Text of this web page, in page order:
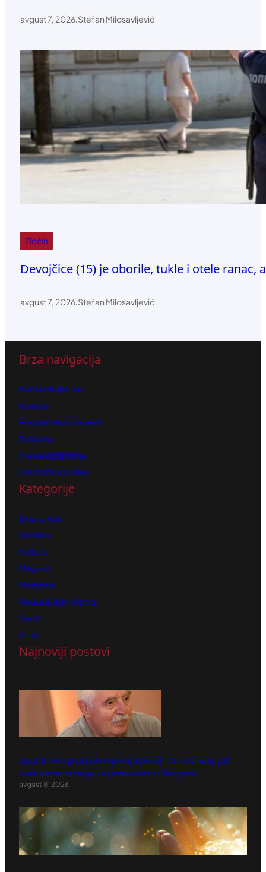
avgust 7, 2026.Stefan Milosavljević
Zločin
Devojčice (15) je oborile, tukle i otele ranac,
avgust 7, 2026.Stefan Milosavljević
Brza navigacija
Kontaktirajte nas
Karijera
Pretplatite se na vesti
Reklama
Pravila korišćenja
Urednička politika
Kategorije
Ekonomija
Hronika
Kultura
Magazin
Medicina
Nauka & Tehnologija
Sport
Vesti
Najnoviji postovi
Uputili smo pismo Evropskoj komisiji za sastanak, još
uvek nema rešenja za prevoznike u Šengenu
avgust 8, 2026